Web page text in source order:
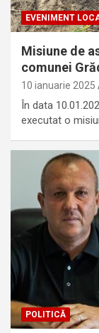
EVENIMENT
Misiune de
comunei
10 ianuarie 2025
În data
executat o
POLITICĂ